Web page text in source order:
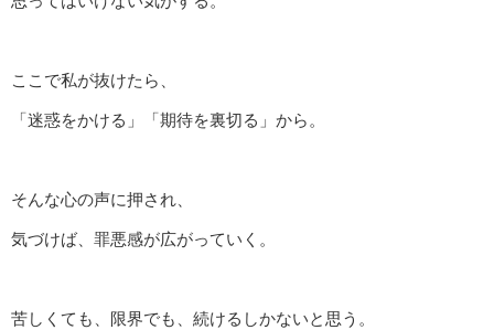
ここで私が抜けたら、
「迷惑をかける」「期待を裏切る」から。
そんな心の声に押され、
気づけば、罪悪感が広がっていく。
苦しくても、限界でも、続けるしかないと思う。